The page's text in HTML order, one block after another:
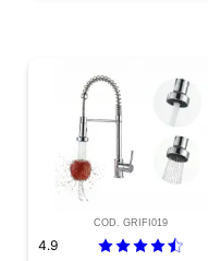
COD. GRIFI019
4.9